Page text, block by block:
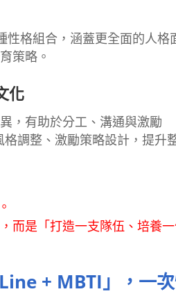
性格組合，涵蓋更全面的人格
策略。
化
，有助於分工、溝通與激勵
調整、激勵策略設計，提升
而是「打造一支隊伍、培養
+ MBTI」，一